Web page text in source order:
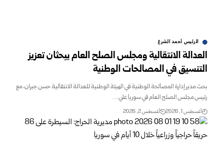
الرئيس أحمد الشرع
العدالة الانتقالية ومجلس الصلح العام يبحثان تعزيز
التنسيق في المصالحات الوطنية
بحث مدير إدارة المصالحة الوطنية في الهيئة الوطنية للعدالة الانتقالية حسن جبران، مع
رئيس مجلس الصلح العام في سوريا علي…
أغسطس 1, 2026 أغسطس 2, 2026